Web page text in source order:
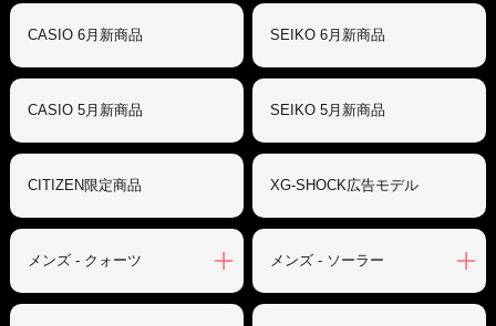
CASIO 6月新商品 SEIKO 6月新商品
CASIO 5月新商品 SEIKO 5月新商品
CITIZEN限定商品 XG-SHOCK広告モデル
メンズ - クォーツ メンズ - ソーラー